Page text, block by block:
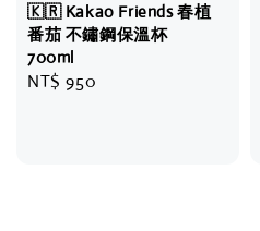
🇰🇷 Kakao Friends 春植
番茄 不鏽鋼保溫杯
700ml
Regular
NT$ 950